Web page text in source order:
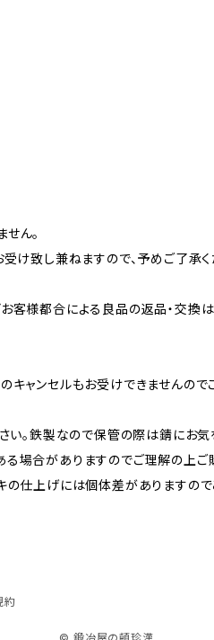
ん。
け致し兼ねますので、予めご了承く
客様都合による良品の返品・交換
ャンセルもお受けできませんので
い。鉄製なので保管の際は錆にお気
場合がありますのでご理解の上ご
仕上げには個体差がありますので
約